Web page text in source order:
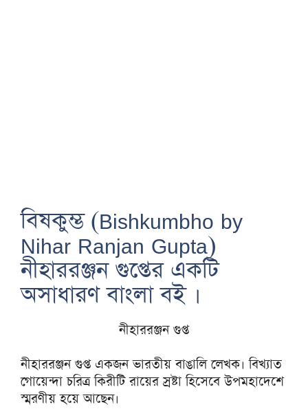
বিষকুম্ভ (Bishkumbho by
Nihar Ranjan Gupta)
নীহাররঞ্জন গুপ্তের একটি
অসাধারণ বাংলা বই ।
নীহাররঞ্জন গুপ্ত
নীহাররঞ্জন গুপ্ত একজন ভারতীয় বাঙালি লেখক। বিখ্যাত
গোয়েন্দা চরিত্র কিরীটি রায়ের স্রষ্টা হিসেবে উপমহাদেশে
স্মরণীয় হয়ে আছেন।